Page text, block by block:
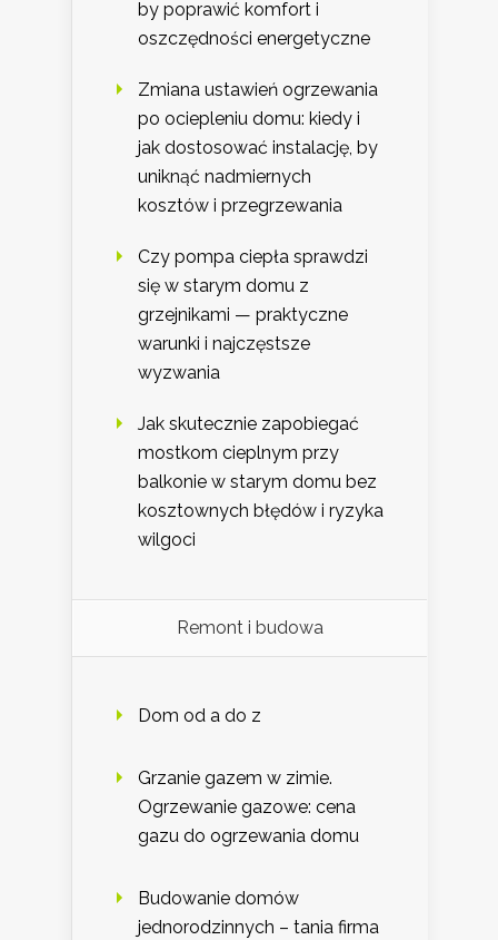
by poprawić komfort i
oszczędności energetyczne
Zmiana ustawień ogrzewania
po ociepleniu domu: kiedy i
jak dostosować instalację, by
uniknąć nadmiernych
kosztów i przegrzewania
Czy pompa ciepła sprawdzi
się w starym domu z
grzejnikami — praktyczne
warunki i najczęstsze
wyzwania
Jak skutecznie zapobiegać
mostkom cieplnym przy
balkonie w starym domu bez
kosztownych błędów i ryzyka
wilgoci
Remont i budowa
Dom od a do z
Grzanie gazem w zimie.
Ogrzewanie gazowe: cena
gazu do ogrzewania domu
Budowanie domów
jednorodzinnych – tania firma